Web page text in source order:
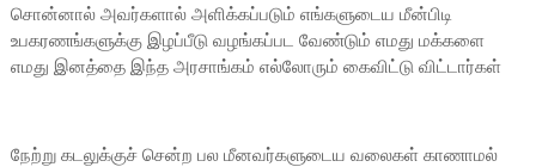
சொன்னால் அவர்களால் அளிக்கப்படும் எங்களுடைய மீன்பிடி
உபகரணங்களுக்கு இழப்பீடு வழங்கப்பட வேண்டும் எமது மக்களை
எமது இனத்தை இந்த அரசாங்கம் எல்லோரும் கைவிட்டு விட்டார்கள்
நேற்று கடலுக்குச் சென்ற பல மீனவர்களுடைய வலைகள் காணாமல்